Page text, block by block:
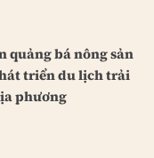
quảng bá nông sản
triển du lịch trải
phương